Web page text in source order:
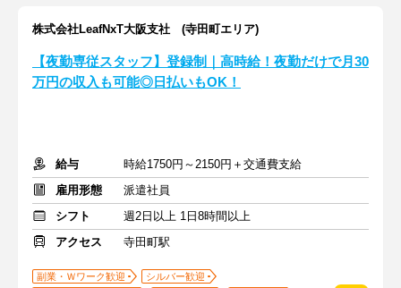
株式会社LeafNxT大阪支社 (寺田町エリア)
【夜勤専従スタッフ】登録制｜高時給！夜勤だけで月30
万円の収入も可能◎日払いもOK！
給与
時給1750円～2150円＋交通費支給
雇用形態
派遣社員
シフト
週2日以上 1日8時間以上
アクセス
寺田町駅
副業・Ｗワーク歓迎
シルバー歓迎